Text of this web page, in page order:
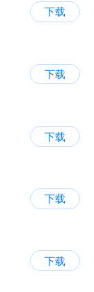
下载
下载
下载
下载
下载